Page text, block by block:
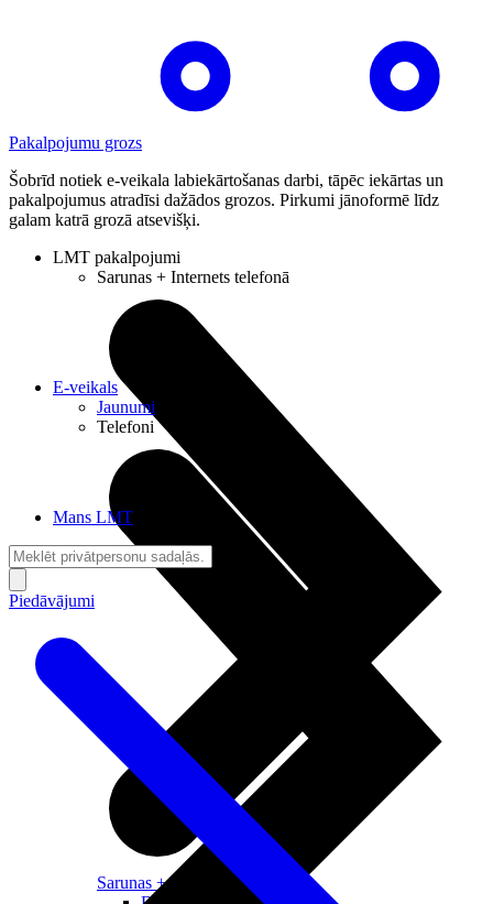
Pakalpojumu grozs
Šobrīd notiek e-veikala labiekārtošanas darbi, tāpēc iekārtas un
pakalpojumus atradīsi dažādos grozos. Pirkumi jānoformē līdz
galam katrā grozā atsevišķi.
LMT pakalpojumi
Sarunas + Internets telefonā
Sarunas + Internets
E-veikals
Jaunumi
Telefoni
Mans LMT
Piedāvājumi